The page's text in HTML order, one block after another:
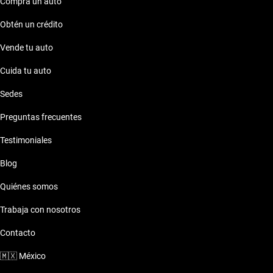
Obtén un crédito
Vende tu auto
Cuida tu auto
Sedes
Preguntas frecuentes
Testimoniales
Blog
Quiénes somos
Trabaja con nosotros
Contacto
🇲🇽 México